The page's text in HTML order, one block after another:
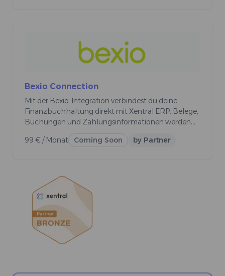
Bexio Connection
Mit der Bexio-Integration verbindest du deine
Finanzbuchhaltung direkt mit Xentral ERP. Belege,
Buchungen und Zahlungsinformationen werden
Schnittstellen oder doppelte Datenpflege. So
99 € / Monat Coming Soon by Partner